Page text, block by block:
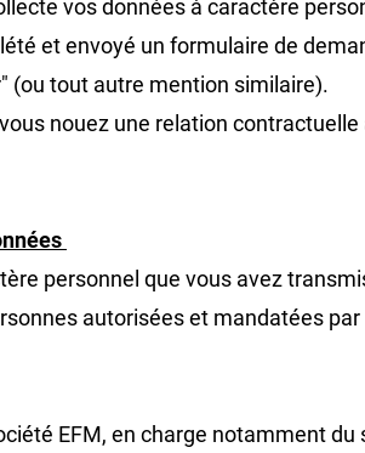
vos données à caractère
et envoyé un formulaire de
(ou tout autre mention similaire).
nouez une relation
personnel que vous avez
autorisées et mandatées par
EFM, en charge notamment